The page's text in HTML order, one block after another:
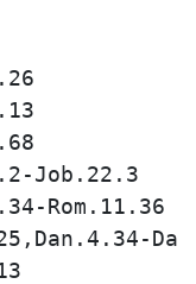
Job.22.3
Rom.11.36